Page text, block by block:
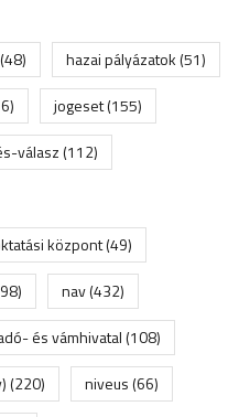
(48) hazai pályázatok(51)
jogeset(155)
válasz(112)
központ(49)
nav(432)
és vámhivatal(108)
(220) niveus(66)